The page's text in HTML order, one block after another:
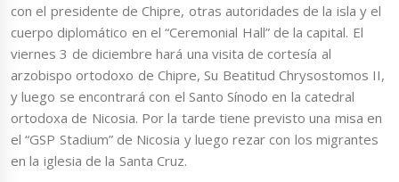
con el presidente de Chipre, otras autoridades de la isla y el
cuerpo diplomático en el “Ceremonial Hall” de la capital. El
viernes 3 de diciembre hará una visita de cortesía al
arzobispo ortodoxo de Chipre, Su Beatitud Chrysostomos II,
y luego se encontrará con el Santo Sínodo en la catedral
ortodoxa de Nicosia. Por la tarde tiene previsto una misa en
el “GSP Stadium” de Nicosia y luego rezar con los migrantes
en la iglesia de la Santa Cruz.